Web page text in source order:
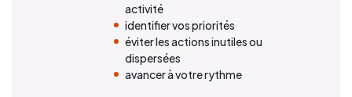
activité
identifier vos priorités
éviter les actions inutiles ou
dispersées
avancer à votre rythme